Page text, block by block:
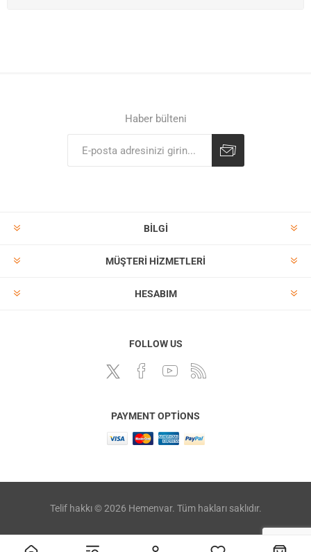
Haber bülteni
BILGI
MÜŞTERI HIZMETLERI
HESABIM
FOLLOW US
PAYMENT OPTIONS
Telif hakkı © 2026 Hemenvar. Tüm hakları saklıdır.